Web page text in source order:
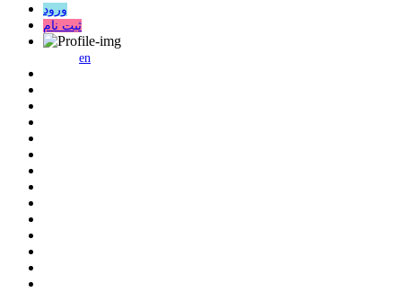
ورود
ثبت نام
en